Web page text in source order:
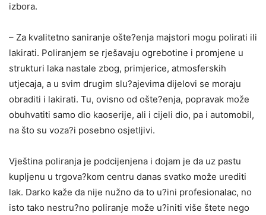
izbora.
– Za kvalitetno saniranje ošte?enja majstori mogu polirati ili
lakirati. Poliranjem se rješavaju ogrebotine i promjene u
strukturi laka nastale zbog, primjerice, atmosferskih
utjecaja, a u svim drugim slu?ajevima dijelovi se moraju
obraditi i lakirati. Tu, ovisno od ošte?enja, popravak može
obuhvatiti samo dio kaoserije, ali i cijeli dio, pa i automobil,
na što su voza?i posebno osjetljivi.
Vještina poliranja je podcijenjena i dojam je da uz pastu
kupljenu u trgova?kom centru danas svatko može urediti
lak. Darko kaže da nije nužno da to u?ini profesionalac, no
isto tako nestru?no poliranje može u?initi više štete nego